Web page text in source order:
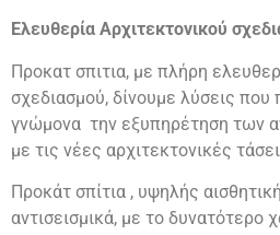
Ελευθερία Αρχιτεκτονικού
Προκατ σπιτια, με πλήρη
σχεδιασμού, δίνουμε λύσεις που
γνώμονα την εξυπηρέτηση των
με τις νέες αρχιτεκτονικές
Προκάτ σπίτια , υψηλής
αντισεισμικά, με το δυνατότερο